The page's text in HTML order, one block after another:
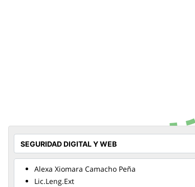
Alexa Xiomara Camacho Peña
Lic.Leng.Ext